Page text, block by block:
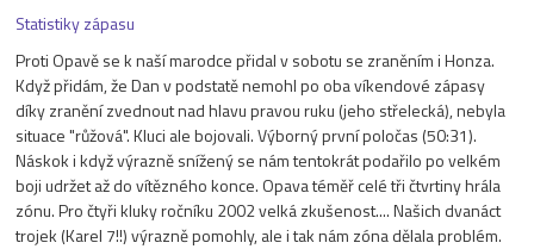
Statistiky zápasu
Proti Opavě se k naší marodce přidal v sobotu se zraněním i Honza.
Když přidám, že Dan v podstatě nemohl po oba víkendové zápasy
díky zranění zvednout nad hlavu pravou ruku (jeho střelecká), nebyla
situace "růžová". Kluci ale bojovali. Výborný první poločas (50:31).
Náskok i když výrazně snížený se nám tentokrát podařilo po velkém
boji udržet až do vítězného konce. Opava téměř celé tři čtvrtiny hrála
zónu. Pro čtyři kluky ročníku 2002 velká zkušenost.... Našich dvanáct
trojek (Karel 7!!) výrazně pomohly, ale i tak nám zóna dělala problém.